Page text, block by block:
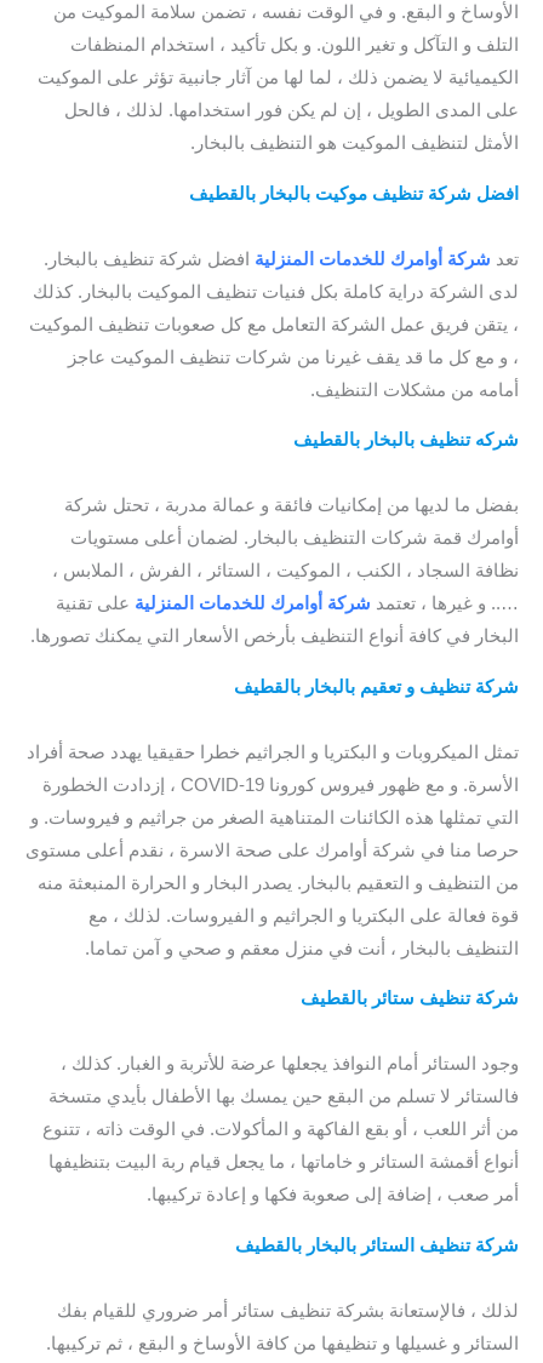
الأوساخ و البقع. و في الوقت نفسه ، تضمن سلامة الموكيت من
التلف و التآكل و تغير اللون. و بكل تأكيد ، استخدام المنظفات
الكيميائية لا يضمن ذلك ، لما لها من آثار جانبية تؤثر على الموكيت
على المدى الطويل ، إن لم يكن فور استخدامها. لذلك ، فالحل
الأمثل لتنظيف الموكيت هو التنظيف بالبخار.
افضل شركة تنظيف موكيت بالبخار بالقطيف
تعد شركة أوامرك للخدمات المنزلية افضل شركة تنظيف بالبخار.
لدى الشركة دراية كاملة بكل فنيات تنظيف الموكيت بالبخار. كذلك
، يتقن فريق عمل الشركة التعامل مع كل صعوبات تنظيف الموكيت
، و مع كل ما قد يقف غيرنا من شركات تنظيف الموكيت عاجز
أمامه من مشكلات التنظيف.
شركه تنظيف بالبخار بالقطيف
بفضل ما لديها من إمكانيات فائقة و عمالة مدربة ، تحتل شركة
أوامرك قمة شركات التنظيف بالبخار. لضمان أعلى مستويات
نظافة السجاد ، الكنب ، الموكيت ، الستائر ، الفرش ، الملابس ،
….. و غيرها ، تعتمد شركة أوامرك للخدمات المنزلية على تقنية
البخار في كافة أنواع التنظيف بأرخص الأسعار التي يمكنك تصورها.
شركة تنظيف و تعقيم بالبخار بالقطيف
تمثل الميكروبات و البكتريا و الجراثيم خطرا حقيقيا يهدد صحة أفراد
الأسرة. و مع ظهور فيروس كورونا COVID-19 ، إزدادت الخطورة
التي تمثلها هذه الكائنات المتناهية الصغر من جراثيم و فيروسات. و
حرصا منا في شركة أوامرك على صحة الاسرة ، نقدم أعلى مستوى
من التنظيف و التعقيم بالبخار. يصدر البخار و الحرارة المنبعثة منه
قوة فعالة على البكتريا و الجراثيم و الفيروسات. لذلك ، مع
التنظيف بالبخار ، أنت في منزل معقم و صحي و آمن تماما.
شركة تنظيف ستائر بالقطيف
وجود الستائر أمام النوافذ يجعلها عرضة للأتربة و الغبار. كذلك ،
فالستائر لا تسلم من البقع حين يمسك بها الأطفال بأيدي متسخة
من أثر اللعب ، أو بقع الفاكهة و المأكولات. في الوقت ذاته ، تتنوع
أنواع أقمشة الستائر و خاماتها ، ما يجعل قيام ربة البيت بتنظيفها
أمر صعب ، إضافة إلى صعوبة فكها و إعادة تركيبها.
شركة تنظيف الستائر بالبخار بالقطيف
لذلك ، فالإستعانة بشركة تنظيف ستائر أمر ضروري للقيام بفك
الستائر و غسيلها و تنظيفها من كافة الأوساخ و البقع ، ثم تركيبها.